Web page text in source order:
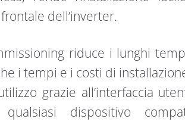
dell’inverter.
riduce i lunghi
i tempi e i costi di
grazie all’interfaccia
dispositivo